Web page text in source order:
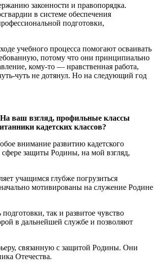
законности и правопорядка.
в системе обеспечения
подготовки,
учебного процесса помогают осваивать
потому что они принципиально
кому-то — нравственная работа,
чуть не дотянул. Но на следующий год
На ваш взгляд, профильные классы
кадетских классов?
внимание развитию кадетского
защиты Родины, на мой взгляд,
учащимся глубже погрузиться
мотивированы на служение Родине
так и развитое чувство
в дальнейшей службе и позволяют
связанную с защитой Родины. Они
Отечества.